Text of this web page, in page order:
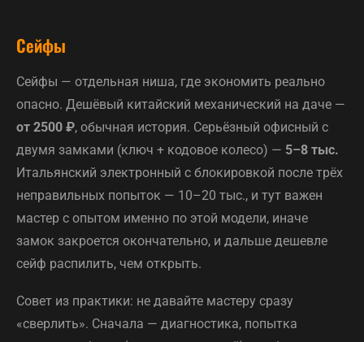
Сейфы
Сейфы — отдельная ниша, где экономить реально
опасно. Дешёвый китайский механический на даче —
от 2500 ₽, обычная история. Серьёзный офисный с
двумя замками (ключ + кодовое колесо) — 5–8 тыс.
Итальянский электронный с блокировкой после трёх
неправильных попыток — 10–20 тыс., и тут важен
мастер с опытом именно по этой модели, иначе
замок закроется окончательно, и дальше дешевле
сейф распилить, чем открыть.
Совет из практики: не давайте мастеру сразу
«сверлить». Сначала — диагностика, попытка